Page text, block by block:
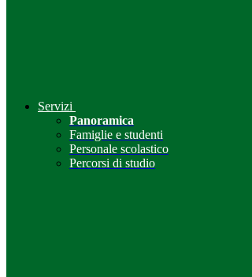
Servizi
Panoramica
Famiglie e studenti
Personale scolastico
Percorsi di studio